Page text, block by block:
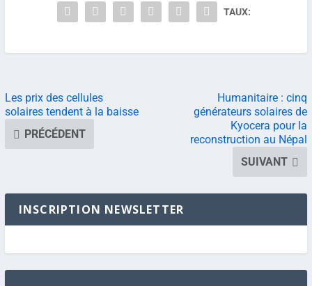
TAUX:
Les prix des cellules
solaires tendent à la baisse
PRÉCÉDENT
Humanitaire : cinq
générateurs solaires de
Kyocera pour la
reconstruction au Népal
SUIVANT
INSCRIPTION NEWSLETTER